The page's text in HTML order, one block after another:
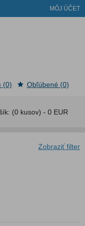
MÔJ ÚČET
(0 kusov) - 0 EUR
(0) Obľúbené (0)
Zobraziť filter